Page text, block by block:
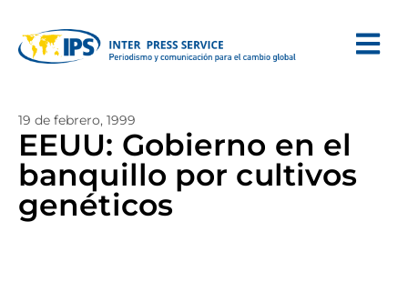
19 de febrero, 1999
EEUU: Gobierno en el
banquillo por cultivos
genéticos